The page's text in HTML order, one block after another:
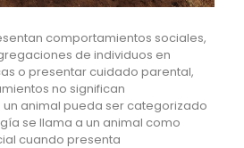
comportamientos sociales,
de individuos en
o presentar cuidado parental,
no significan
animal pueda ser categorizado
se llama a un animal como
cuando presenta